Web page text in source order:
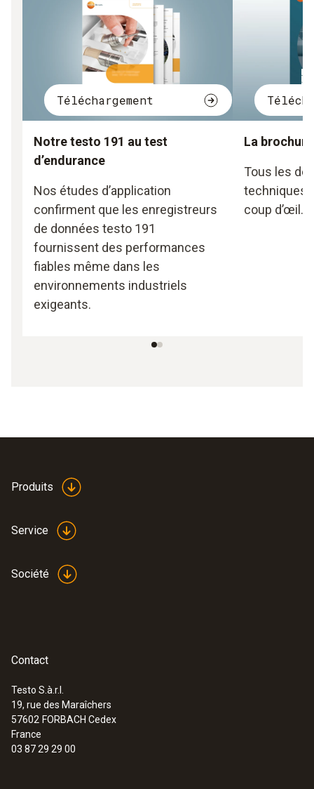
Téléchargement
Notre testo 191 au test
d’endurance
Nos études d’application
confirment que les enregistreurs
de données testo 191
fournissent des performances
fiables même dans les
environnements industriels
exigeants.
La
Tous les
techniques
coup d’œil.
Produits
Service
Société
Contact
Testo S.à.r.l.
19, rue des Maraîchers
57602 FORBACH Cedex
France
03 87 29 29 00